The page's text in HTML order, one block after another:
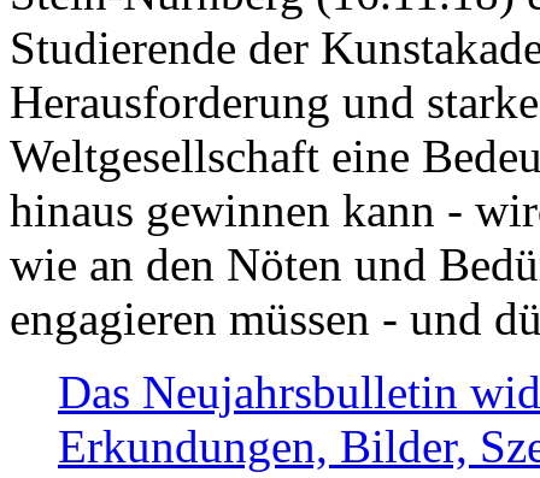
Studierende der
Herausforderung und
Weltgesellschaft eine
hinaus gewinnen kann -
wie an den Nöten und
engagieren müssen - und
Das Neujahrsbulletin
Erkundungen, Bilder,